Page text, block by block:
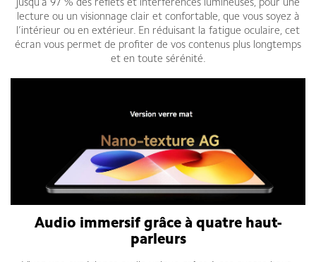
jusqu’à 97 % des reflets et interférences lumineuses, pour une
lecture ou un visionnage clair et confortable, que vous soyez à
l’intérieur ou en extérieur. En réduisant la fatigue oculaire, cet
écran vous permet de profiter de vos contenus plus longtemps
et en toute sérénité.
Audio immersif grâce à quatre haut-
parleurs